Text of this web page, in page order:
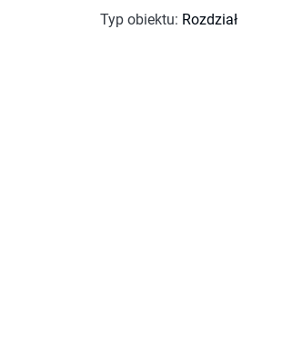
Typ obiektu: Rozdział